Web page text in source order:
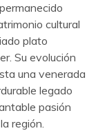
cultural
plato
Su evolución
una venerada
legado
pasión
región.